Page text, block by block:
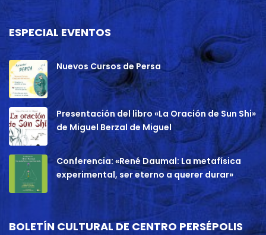
ESPECIAL EVENTOS
Nuevos Cursos de Persa
Presentación del libro «La Oración de Sun Shi»
de Miguel Berzal de Miguel
Conferencia: «René Daumal: La metafísica
experimental, ser eterno a querer durar»
BOLETÍN CULTURAL DE CENTRO PERSÉPOLIS